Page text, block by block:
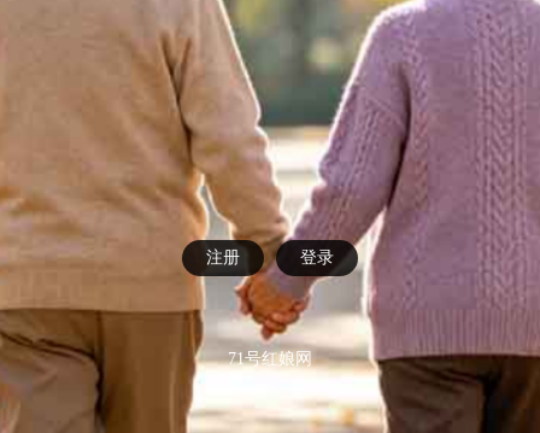
注册 登录
71号红娘网